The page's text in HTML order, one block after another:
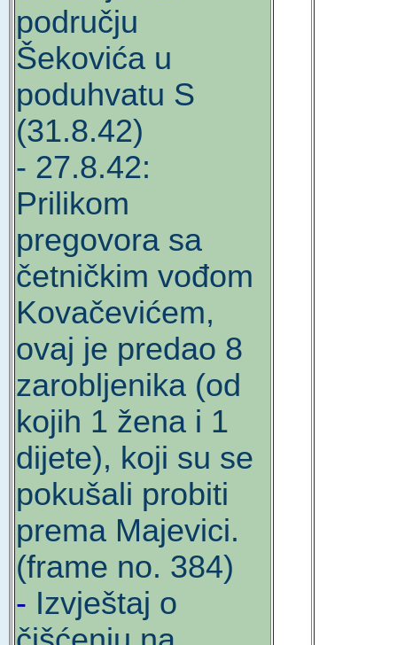
području
Šekovića u
poduhvatu S
(31.8.42)
- 27.8.42:
Prilikom
pregovora sa
četničkim vođom
Kovačevićem,
ovaj je predao 8
zarobljenika (od
kojih 1 žena i 1
dijete), koji su se
pokušali probiti
prema Majevici.
(frame no. 384)
- Izvještaj o